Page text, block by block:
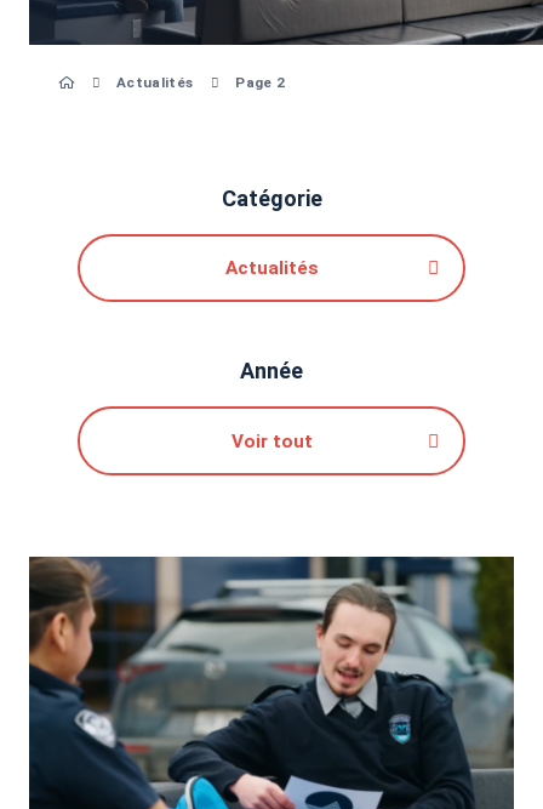
Actualités Page 2
Catégorie
Actualités
Année
Voir tout